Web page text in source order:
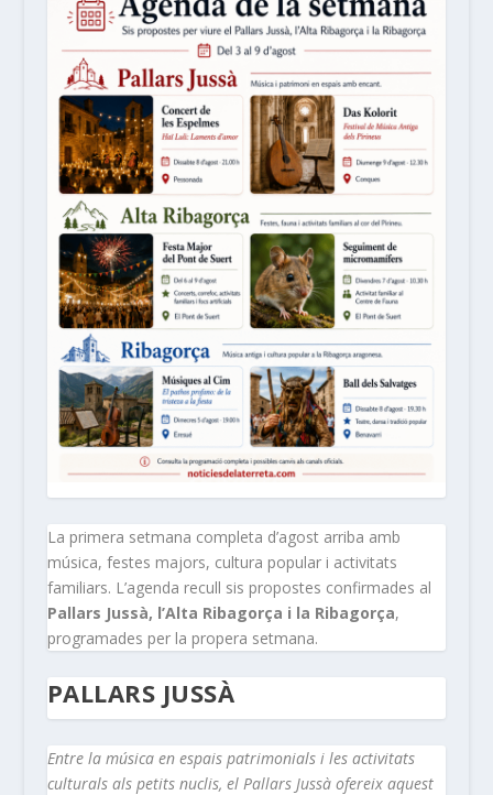
La primera setmana completa d’agost arriba amb
música, festes majors, cultura popular i activitats
familiars. L’agenda recull sis propostes confirmades al
Pallars Jussà, l’Alta Ribagorça i la Ribagorça,
programades per la propera setmana.
PALLARS JUSSÀ
Entre la música en espais patrimonials i les activitats
culturals als petits nuclis, el Pallars Jussà ofereix aquest